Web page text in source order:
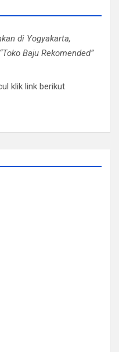
di Yogyakarta,
Baju Rekomended”
klik link berikut